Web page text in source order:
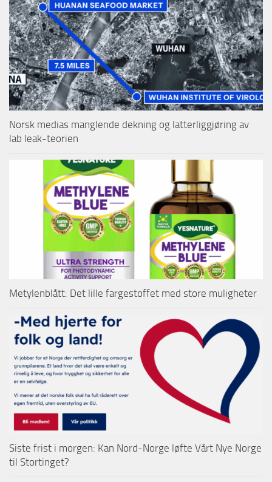
Norsk medias manglende dekning og latterliggjøring av
lab leak-teorien
Metylenblått: Det lille fargestoffet med store muligheter
Siste frist i morgen: Kan Nord-Norge løfte Vårt Nye Norge
til Stortinget?